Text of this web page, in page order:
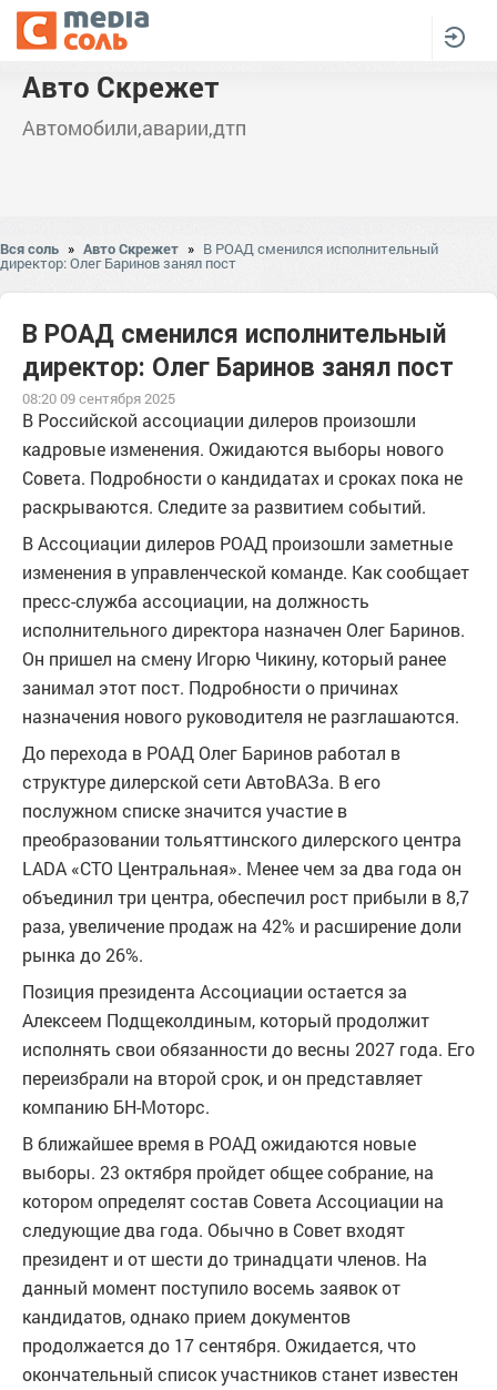
Авто Скрежет
Автомобили,аварии,дтп
Вся соль » Авто Скрежет » В РОАД сменился исполнительный
директор: Олег Баринов занял пост
В РОАД сменился исполнительный
директор: Олег Баринов занял пост
08:20 09 сентября 2025
В Российской ассоциации дилеров произошли
кадровые изменения. Ожидаются выборы нового
Совета. Подробности о кандидатах и сроках пока не
раскрываются. Следите за развитием событий.
В Ассоциации дилеров РОАД произошли заметные
изменения в управленческой команде. Как сообщает
пресс-служба ассоциации, на должность
исполнительного директора назначен Олег Баринов.
Он пришел на смену Игорю Чикину, который ранее
занимал этот пост. Подробности о причинах
назначения нового руководителя не разглашаются.
До перехода в РОАД Олег Баринов работал в
структуре дилерской сети АвтоВАЗа. В его
послужном списке значится участие в
преобразовании тольяттинского дилерского центра
LADA «СТО Центральная». Менее чем за два года он
объединил три центра, обеспечил рост прибыли в 8,7
раза, увеличение продаж на 42% и расширение доли
рынка до 26%.
Позиция президента Ассоциации остается за
Алексеем Подщеколдиным, который продолжит
исполнять свои обязанности до весны 2027 года. Его
переизбрали на второй срок, и он представляет
компанию БН-Моторс.
В ближайшее время в РОАД ожидаются новые
выборы. 23 октября пройдет общее собрание, на
котором определят состав Совета Ассоциации на
следующие два года. Обычно в Совет входят
президент и от шести до тринадцати членов. На
данный момент поступило восемь заявок от
кандидатов, однако прием документов
продолжается до 17 сентября. Ожидается, что
окончательный список участников станет известен